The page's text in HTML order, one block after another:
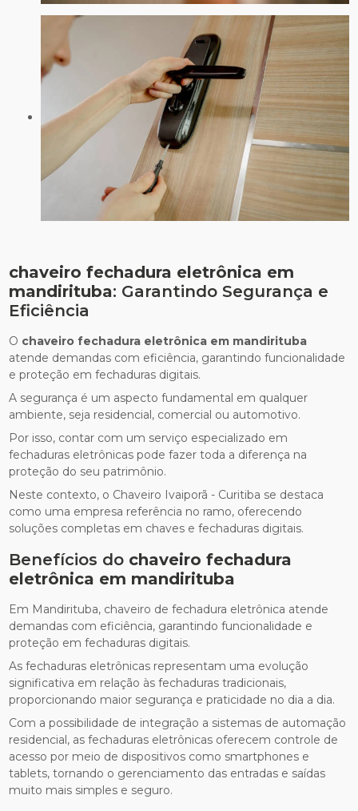
chaveiro fechadura eletrônica em
mandirituba: Garantindo Segurança e
Eficiência
O chaveiro fechadura eletrônica em mandirituba
atende demandas com eficiência, garantindo funcionalidade
e proteção em fechaduras digitais.
A segurança é um aspecto fundamental em qualquer
ambiente, seja residencial, comercial ou automotivo.
Por isso, contar com um serviço especializado em
fechaduras eletrônicas pode fazer toda a diferença na
proteção do seu patrimônio.
Neste contexto, o Chaveiro Ivaiporã - Curitiba se destaca
como uma empresa referência no ramo, oferecendo
soluções completas em chaves e fechaduras digitais.
Benefícios do chaveiro fechadura
eletrônica em mandirituba
Em Mandirituba, chaveiro de fechadura eletrônica atende
demandas com eficiência, garantindo funcionalidade e
proteção em fechaduras digitais.
As fechaduras eletrônicas representam uma evolução
significativa em relação às fechaduras tradicionais,
proporcionando maior segurança e praticidade no dia a dia.
Com a possibilidade de integração a sistemas de automação
residencial, as fechaduras eletrônicas oferecem controle de
acesso por meio de dispositivos como smartphones e
tablets, tornando o gerenciamento das entradas e saídas
muito mais simples e seguro.